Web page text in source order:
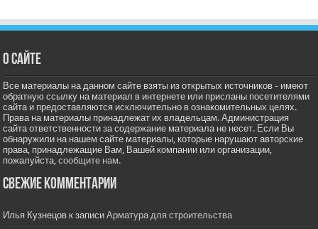
О сайте
Все материалы на данном сайте взяты из открытых источников - имеют
обратную ссылку на материал в интернете или присланы посетителями
сайта и предоставляются исключительно в ознакомительных целях.
Права на материалы принадлежат их владельцам. Администрация
сайта ответственности за содержание материала не несет. Если Вы
обнаружили на нашем сайте материалы, которые нарушают авторские
права, принадлежащие Вам, Вашей компании или организации,
пожалуйста,сообщите нам.
Свежие комментарии
Илья Кузнецов к записиАрматура для строительства